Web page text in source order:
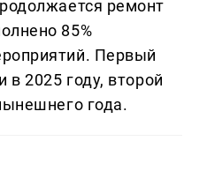
ремонт
85%
Первый
в 2025 году, второй
года.